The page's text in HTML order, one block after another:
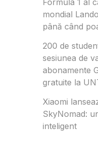
mondial
până când
200 de
sesiunea de
abonamente
gratuite la
Xiaomi
SkyNomad:
inteligent